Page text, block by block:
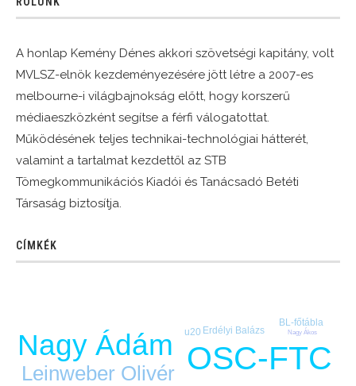
A honlap Kemény Dénes akkori szövetségi kapitány, volt
MVLSZ-elnök kezdeményezésére jött létre a 2007-es
melbourne-i világbajnokság előtt, hogy korszerű
médiaeszközként segítse a férfi válogatottat.
Működésének teljes technikai-technológiai hátterét,
valamint a tartalmat kezdettől az STB
Tömegkommunikációs Kiadói és Tanácsadó Betéti
Társaság biztosítja.
CÍMKÉK
OSC-FTC
Nagy Ádám
Leinweber Olivér
BL-főtábla
Erdélyi Balázs
u20 Nagy Ákos